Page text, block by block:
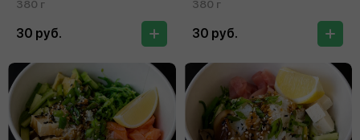
380 г
30 руб.
380 г
30 руб.